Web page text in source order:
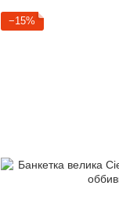
−15%